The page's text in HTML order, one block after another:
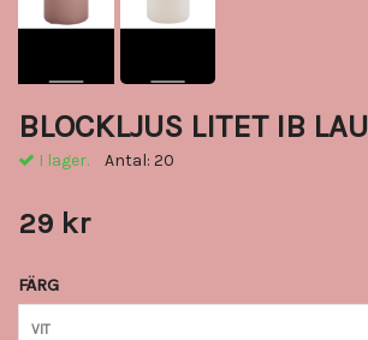
BLOCKLJUS LITET IB
I lager. Antal: 20
29 kr
FÄRG
VIT